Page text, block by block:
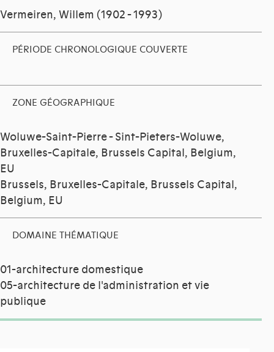
Vermeiren, Willem (1902 - 1993)
PÉRIODE CHRONOLOGIQUE COUVERTE
ZONE GÉOGRAPHIQUE
Woluwe-Saint-Pierre - Sint-Pieters-Woluwe,
Bruxelles-Capitale, Brussels Capital, Belgium,
EU
Brussels, Bruxelles-Capitale, Brussels Capital,
Belgium, EU
DOMAINE THÉMATIQUE
01-architecture domestique
05-architecture de l'administration et vie
publique